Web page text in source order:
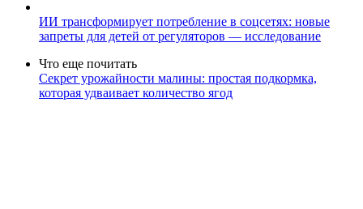
ИИ трансформирует потребление в соцсетях: новые
запреты для детей от регуляторов — исследование
Что еще почитать
Секрет урожайности малины: простая подкормка,
которая удваивает количество ягод